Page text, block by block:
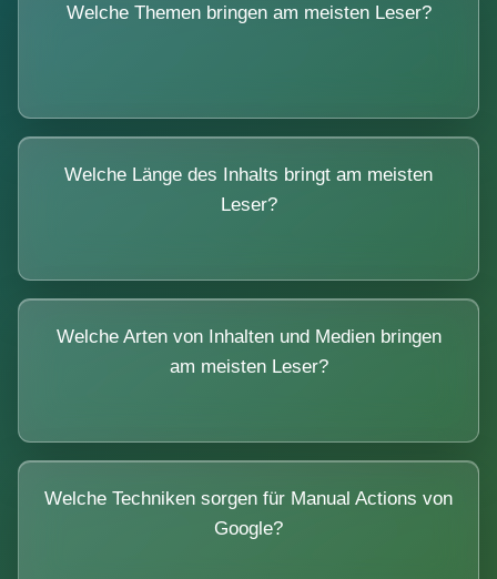
Welche Themen bringen am meisten Leser?
Welche Länge des Inhalts bringt am meisten
Leser?
Welche Arten von Inhalten und Medien bringen
am meisten Leser?
Welche Techniken sorgen für Manual Actions von
Google?